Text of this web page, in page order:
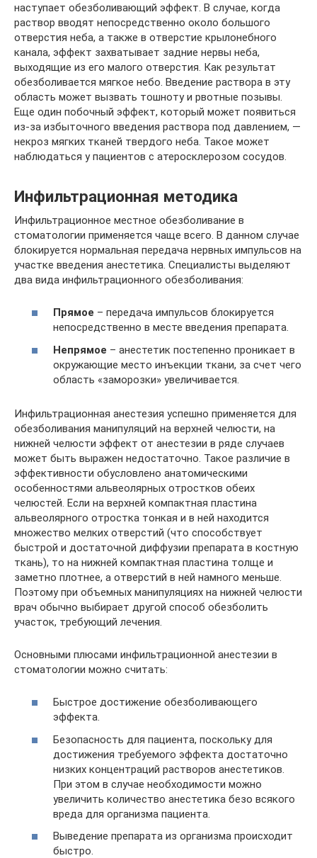
наступает обезболивающий эффект. В случае, когда
раствор вводят непосредственно около большого
отверстия неба, а также в отверстие крылонебного
канала, эффект захватывает задние нервы неба,
выходящие из его малого отверстия. Как результат
обезболивается мягкое небо. Введение раствора в эту
область может вызвать тошноту и рвотные позывы.
Еще один побочный эффект, который может появиться
из-за избыточного введения раствора под давлением, —
некроз мягких тканей твердого неба. Такое может
наблюдаться у пациентов с атеросклерозом сосудов.
Инфильтрационная методика
Инфильтрационное местное обезболивание в
стоматологии применяется чаще всего. В данном случае
блокируется нормальная передача нервных импульсов на
участке введения анестетика. Специалисты выделяют
два вида инфильтрационного обезболивания:
Прямое – передача импульсов блокируется
непосредственно в месте введения препарата.
Непрямое – анестетик постепенно проникает в
окружающие место инъекции ткани, за счет чего
область «заморозки» увеличивается.
Инфильтрационная анестезия успешно применяется для
обезболивания манипуляций на верхней челюсти, на
нижней челюсти эффект от анестезии в ряде случаев
может быть выражен недостаточно. Такое различие в
эффективности обусловлено анатомическими
особенностями альвеолярных отростков обеих
челюстей. Если на верхней компактная пластина
альвеолярного отростка тонкая и в ней находится
множество мелких отверстий (что способствует
быстрой и достаточной диффузии препарата в костную
ткань), то на нижней компактная пластина толще и
заметно плотнее, а отверстий в ней намного меньше.
Поэтому при объемных манипуляциях на нижней челюсти
врач обычно выбирает другой способ обезболить
участок, требующий лечения.
Основными плюсами инфильтрационной анестезии в
стоматологии можно считать:
Быстрое достижение обезболивающего
эффекта.
Безопасность для пациента, поскольку для
достижения требуемого эффекта достаточно
низких концентраций растворов анестетиков.
При этом в случае необходимости можно
увеличить количество анестетика безо всякого
вреда для организма пациента.
Выведение препарата из организма происходит
быстро.